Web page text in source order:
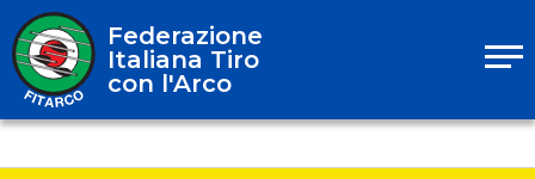
Federazione
Italiana Tiro
con l'Arco